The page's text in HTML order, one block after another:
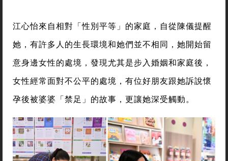
江心怡來自相對「性別平等」的家庭，自從陳儀提醒
她，有許多人的生長環境和她們並不相同，她開始留
意身邊女性的處境，發現尤其是步入婚姻和家庭後，
女性經常面對不公平的處境，有位好朋友跟她訴說懷
孕後被婆婆「禁足」的故事，更讓她深受觸動。